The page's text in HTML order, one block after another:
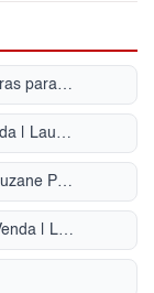
Condomínio Fechado com portaria 24 horas para Venda | Lauzane Paulista
Cobertura com ar condicionado para Venda | Lauzane Paulista
Casa Térrea com quintal para Venda | Lauzane Paulista
Apartamento com ar condicionado para Venda | Lauzane Paulista